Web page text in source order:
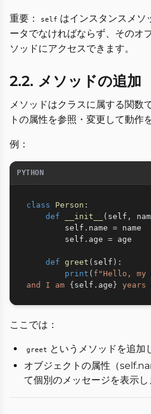
重要： self はインスタンスメソ
ータでなければならず、そのオ
ソッドにアクセスできます。
2.2. メソッドの追加
メソッドはクラスに属する関数
トの属性を参照・変更して動作
例：
PYTHON
class Person :
def
__init__ ( self ,
        self
. name = name
        self
. age = age
def greet ( self ) :
print ( f"Hello, my
and I am { self . age } years
ここでは：
greet というメソッドを追加
オブジェクトの属性（
て個別のメッセージを表示し